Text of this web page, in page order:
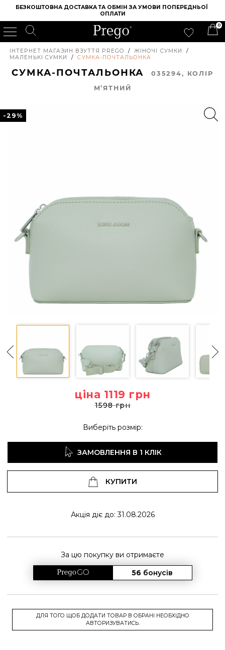
БЕЗКОШТОВНА ДОСТАВКА ТА ОБМІН ЗА УМОВИ ПОПЕРЕДНЬОЇ
ОПЛАТИ
0
ІНТЕРНЕТ МАГАЗИН ВЗУТТЯ PREGO / ЖІНОЧІ СУМКИ
/
МАЛЕНЬКІ СУМКИ
/ СУМКА-ПОЧТАЛЬОНКА
СУМКА-ПОЧТАЛЬОНКА
035294, КОЛIР
М’ЯТНИЙ
-29%
ціна 1119 грн
1598 грн
Виберіть розмір:
ЗАМОВЛЕННЯ В 1 КЛІК
КУПИТИ
Акція діє до: 31.08.2026
За цю покупку ви отримаєте
56 бонусів
ДЛЯ ТОГО ЩОБ ДОДАТИ ТОВАР В ОБРАНІ НЕОБХІДНО
АВТОРИЗУВАТИСЬ.